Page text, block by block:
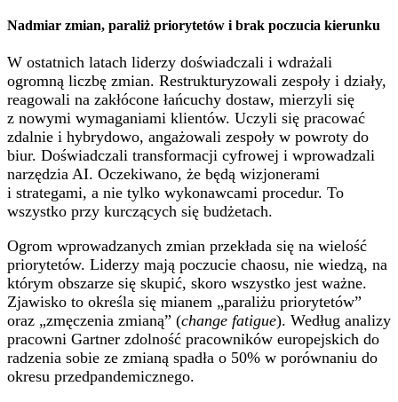
Nadmiar zmian, paraliż priorytetów i brak poczucia kierunku
W ostatnich latach liderzy doświadczali i wdrażali
ogromną liczbę zmian. Restrukturyzowali zespoły i działy,
reagowali na zakłócone łańcuchy dostaw, mierzyli się
z nowymi wymaganiami klientów. Uczyli się pracować
zdalnie i hybrydowo, angażowali zespoły w powroty do
biur. Doświadczali transformacji cyfrowej i wprowadzali
narzędzia AI. Oczekiwano, że będą wizjonerami
i strategami, a nie tylko wykonawcami procedur. To
wszystko przy kurczących się budżetach.
Ogrom wprowadzanych zmian przekłada się na wielość
priorytetów. Liderzy mają poczucie chaosu, nie wiedzą, na
którym obszarze się skupić, skoro wszystko jest ważne.
Zjawisko to określa się mianem „paraliżu priorytetów”
oraz „zmęczenia zmianą” (change fatigue). Według analizy
pracowni Gartner zdolność pracowników europejskich do
radzenia sobie ze zmianą spadła o 50% w porównaniu do
okresu przedpandemicznego.